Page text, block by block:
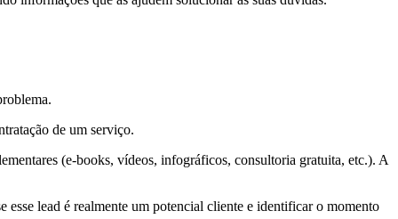
de um serviço.
(e-books, vídeos, infográficos, consultoria gratuita, etc.). A
esse lead é realmente um potencial cliente e identificar o momento